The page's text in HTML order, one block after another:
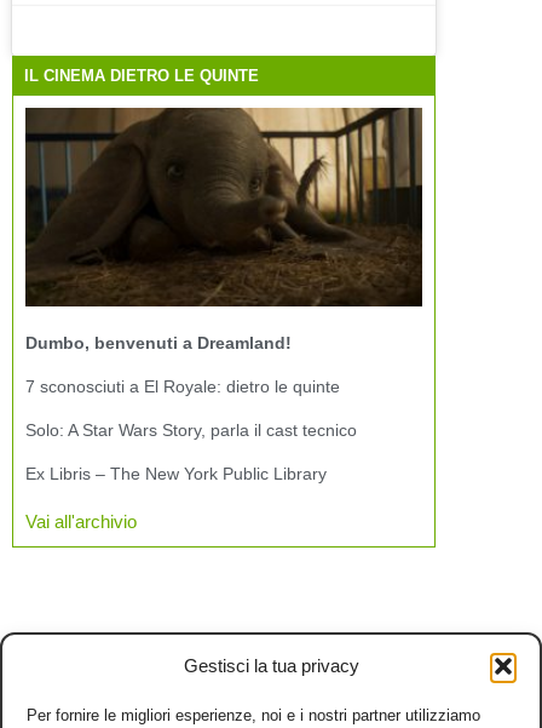
Gestisci la tua privacy
Per fornire le migliori esperienze, noi e i nostri partner utilizziamo
IL CINEMA DIETRO LE QUINTE
Dumbo, benvenuti a Dreamland!
7 sconosciuti a El Royale: dietro le quinte
Solo: A Star Wars Story, parla il cast tecnico
Ex Libris – The New York Public Library
Vai all'archivio